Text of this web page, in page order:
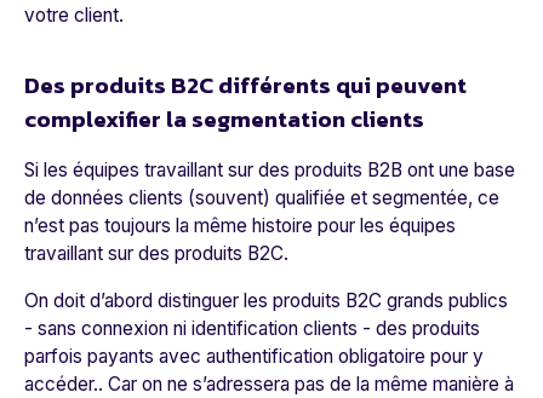
votre client.
Des produits B2C différents qui peuvent
complexifier la segmentation clients
Si les équipes travaillant sur des produits B2B ont une base
de données clients (souvent) qualifiée et segmentée, ce
n’est pas toujours la même histoire pour les équipes
travaillant sur des produits B2C.
On doit d’abord distinguer les produits B2C grands publics
- sans connexion ni identification clients - des produits
parfois payants avec authentification obligatoire pour y
accéder.. Car on ne s’adressera pas de la même manière à